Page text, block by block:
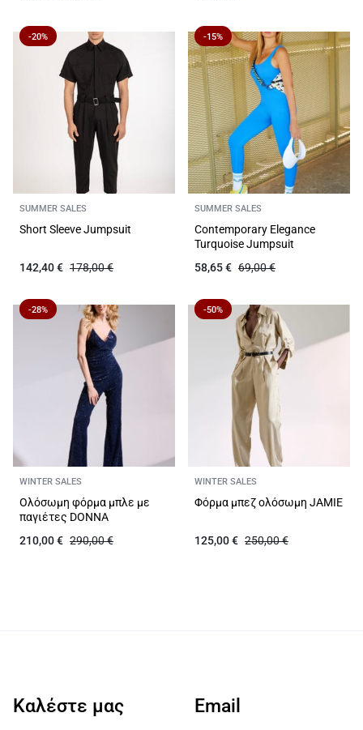
-20%
SUMMER SALES
Short Sleeve Jumpsuit
178,00€
142,40€
-15%
SUMMER SALES
Contemporary Elegance
Turquoise Jumpsuit
69,00€
58,65€
-28%
WINTER SALES
Ολόσωμη φόρμα μπλε με
παγιέτες DONNA
290,00€
210,00€
-50%
WINTER SALES
Φόρμα μπεζ ολόσωμη JAMIE
250,00€
125,00€
Καλέστε μας Email